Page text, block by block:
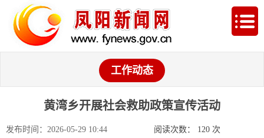
工作动态
黄湾乡开展社会救助政策宣传活动
发布时间：2026-05-29 10:44 阅读次数： 120 次